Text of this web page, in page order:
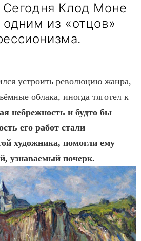
Сегодня Клод Моне
одним из «отцов»
устроить революцию жанра,
облака, иногда тяготел к
небрежность и будто бы
его работ стали
художника, помогли ему
узнаваемый почерк.